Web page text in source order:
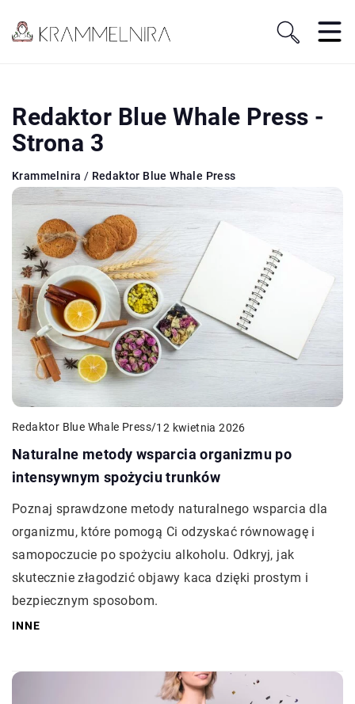
Redaktor Blue Whale Press -
Strona 3
Krammelnira / Redaktor Blue Whale Press
Redaktor Blue Whale Press/12 kwietnia 2026
Naturalne metody wsparcia organizmu po
intensywnym spożyciu trunków
Poznaj sprawdzone metody naturalnego wsparcia dla
organizmu, które pomogą Ci odzyskać równowagę i
samopoczucie po spożyciu alkoholu. Odkryj, jak
skutecznie złagodzić objawy kaca dzięki prostym i
bezpiecznym sposobom.
INNE